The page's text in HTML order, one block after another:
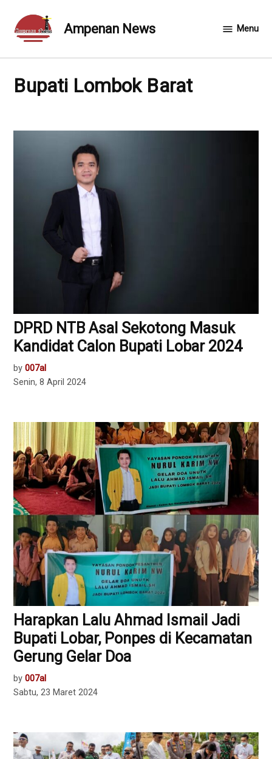
content
Ampenan News Menu
Bupati Lombok Barat
DPRD NTB Asal Sekotong Masuk
Kandidat Calon Bupati Lobar 2024
by 007al
Senin, 8 April 2024
Harapkan Lalu Ahmad Ismail Jadi
Bupati Lobar, Ponpes di Kecamatan
Gerung Gelar Doa
by 007al
Sabtu, 23 Maret 2024